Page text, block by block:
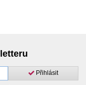
Přihlásit